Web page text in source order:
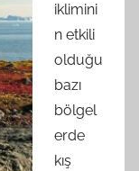
iklimini
n etkili
olduğu
bazı
bölgel
erde
kış